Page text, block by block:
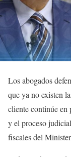
Los abogados
que ya no existen
cliente continúe en
y el proceso
fiscales del